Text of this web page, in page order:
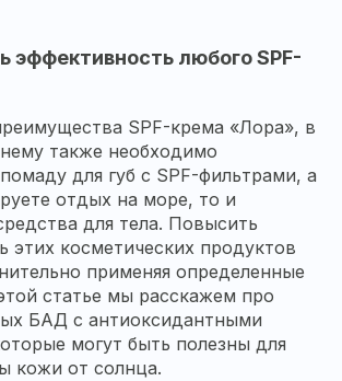
эффективность любогоSPF-
SPF-крема «Лора», в
также необходимо
для губ с SPF-фильтрами, а
отдых на море, то и
для тела. Повысить
этих косметических продуктов
применяя определенные
статье мы расскажем про
БАД с антиоксидантными
могут быть полезны для
кожи от солнца.